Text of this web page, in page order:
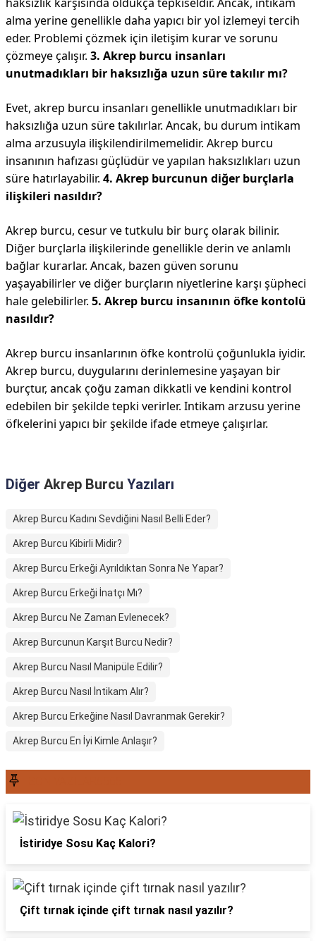
alma yerine genellikle daha yapıcı bir yol izlemeyi tercih
eder. Problemi çözmek için iletişim kurar ve sorunu
çözmeye çalışır. 3. Akrep burcu insanları
unutmadıkları bir haksızlığa uzun süre takılır mı?
Evet, akrep burcu insanları genellikle unutmadıkları bir
haksızlığa uzun süre takılırlar. Ancak, bu durum intikam
alma arzusuyla ilişkilendirilmemelidir. Akrep burcu
insanının hafızası güçlüdür ve yapılan haksızlıkları uzun
süre hatırlayabilir. 4. Akrep burcunun diğer burçlarla
ilişkileri nasıldır?
Akrep burcu, cesur ve tutkulu bir burç olarak bilinir.
Diğer burçlarla ilişkilerinde genellikle derin ve anlamlı
bağlar kurarlar. Ancak, bazen güven sorunu
yaşayabilirler ve diğer burçların niyetlerine karşı şüpheci
hale gelebilirler. 5. Akrep burcu insanının öfke kontolü
nasıldır?
Akrep burcu insanlarının öfke kontrolü çoğunlukla iyidir.
Akrep burcu, duygularını derinlemesine yaşayan bir
burçtur, ancak çoğu zaman dikkatli ve kendini kontrol
edebilen bir şekilde tepki verirler. Intikam arzusu yerine
öfkelerini yapıcı bir şekilde ifade etmeye çalışırlar.
Diğer Akrep Burcu Yazıları
Akrep Burcu Kadını Sevdiğini Nasıl Belli Eder?
Akrep Burcu Kibirli Midir?
Akrep Burcu Erkeği Ayrıldıktan Sonra Ne Yapar?
Akrep Burcu Erkeği İnatçı Mı?
Akrep Burcu Ne Zaman Evlenecek?
Akrep Burcunun Karşıt Burcu Nedir?
Akrep Burcu Nasıl Manipüle Edilir?
Akrep Burcu Nasıl İntikam Alır?
Akrep Burcu Erkeğine Nasıl Davranmak Gerekir?
Akrep Burcu En İyi Kimle Anlaşır?
İstiridye Sosu Kaç Kalori?
Çift tırnak içinde çift tırnak nasıl yazılır?